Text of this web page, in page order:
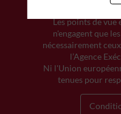
Les points de
n'engagent que
nécessairement
l’Agence
Ni l'Union
tenues pour